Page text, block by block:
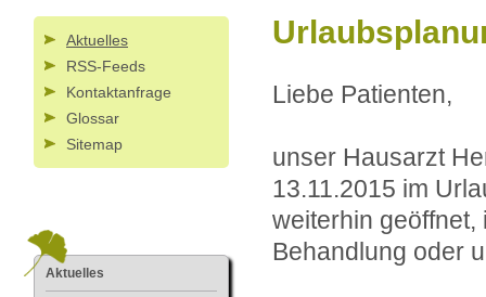
Aktuelles
RSS-Feeds
Kontaktanfrage
Glossar
Sitemap
Aktuelles
Liebe Patienten,
unser Hausarzt
13.11.2015 im
weiterhin
Behandlung oder